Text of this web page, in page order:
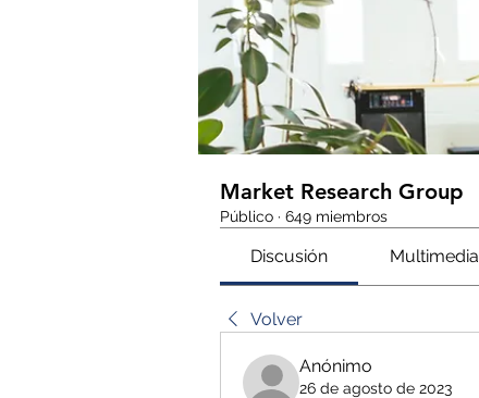
Market Research Group
Público · 649 miembros
Discusión Multimedia
Volver
Anónimo
26 de agosto de 2023